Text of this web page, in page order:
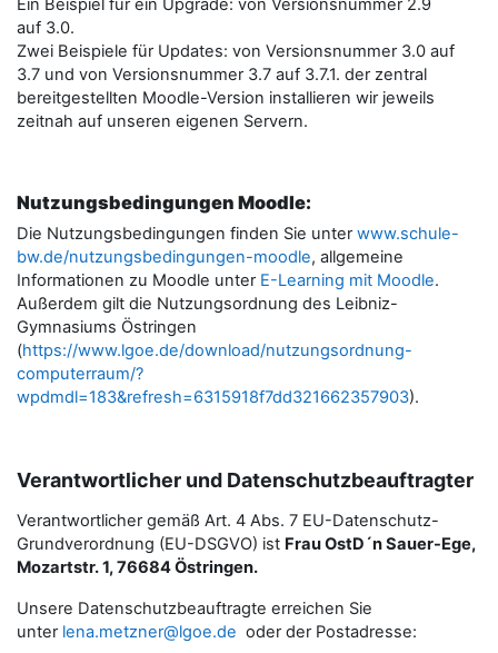
Ein Beispiel für ein Upgrade: von Versionsnummer 2.9
auf 3.0.
Zwei Beispiele für Updates: von Versionsnummer 3.0 auf
3.7 und von Versionsnummer 3.7 auf 3.7.1. der zentral
bereitgestellten Moodle-Version installieren wir jeweils
zeitnah auf unseren eigenen Servern.
Nutzungsbedingungen Moodle:
Die Nutzungsbedingungen finden Sie unterwww.schule-
bw.de/nutzungsbedingungen-moodle, allgemeine
Informationen zu Moodle unter E-Learning mit Moodle.
Außerdem gilt die Nutzungsordnung des Leibniz-
Gymnasiums Östringen
(https://www.lgoe.de/download/nutzungsordnung-
computerraum/?
wpdmdl=183&refresh=6315918f7dd321662357903).
Verantwortlicher und Datenschutzbeauftragter
Verantwortlicher gemäß Art. 4 Abs. 7 EU-Datenschutz-
Grundverordnung (EU-DSGVO) ist Frau OstD´n Sauer-Ege,
Mozartstr. 1, 76684 Östringen.
Unsere Datenschutzbeauftragte erreichen Sie
unter lena.metzner@lgoe.de oder der Postadresse: